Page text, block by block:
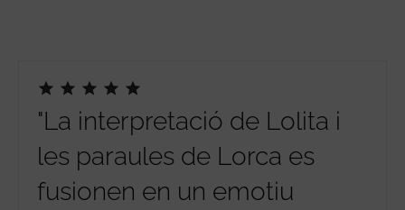
"La interpretació de Lolita i
les paraules de Lorca es
fusionen en un emotiu